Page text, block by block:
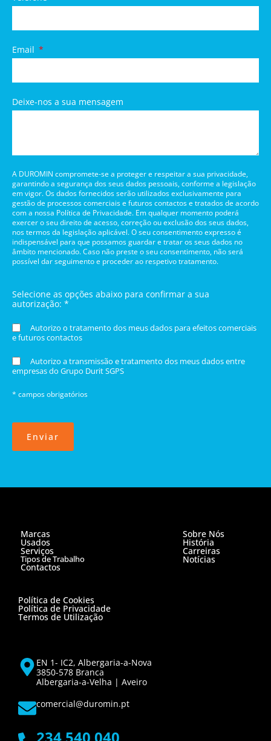
Email
Deixe-nos a sua mensagem
A DUROMIN compromete-se a proteger e respeitar a sua privacidade,
garantindo a segurança dos seus dados pessoais, conforme a legislação
em vigor. Os dados fornecidos serão utilizados exclusivamente para
gestão de processos comerciais e futuros contactos e tratados de acordo
com a nossa Política de Privacidade. Em qualquer momento poderá
exercer o seu direito de acesso, correção ou exclusão dos seus dados,
nos termos da legislação aplicável. O seu consentimento expresso é
indispensável para que possamos guardar e tratar os seus dados no
âmbito mencionado. Caso não preste o seu consentimento, não será
possível dar seguimento e proceder ao respetivo tratamento.
Selecione as opções abaixo para confirmar a sua
autorização: *
Autorizo o tratamento dos meus dados para efeitos comerciais
e futuros contactos
Autorizo a transmissão e tratamento dos meus dados entre
empresas do Grupo Durit SGPS
* campos obrigatórios
Enviar
Marcas
Usados
Serviços
Tipos de Trabalho
Contactos
Sobre Nós
História
Carreiras
Notícias
Política de Cookies
Política de Privacidade
Termos de Utilização
EN 1- IC2, Albergaria-a-Nova
3850-578 Branca
Albergaria-a-Velha | Aveiro
comercial@duromin.pt